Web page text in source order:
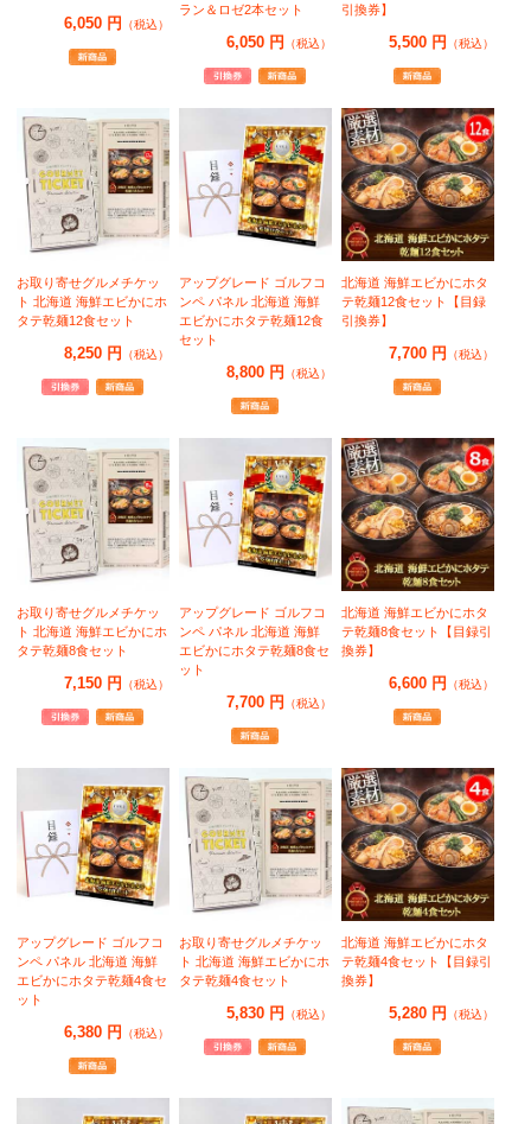
6,050 円 （税込）
ラン＆ロゼ2本セット
6,050 円 （税込）
引換券】
5,500 円 （税込）
お取り寄せグルメチケッ
ト 北海道 海鮮エビかにホ
タテ乾麺12食セット
8,250 円 （税込）
アップグレード ゴルフコ
ンペ パネル 北海道 海鮮
エビかにホタテ乾麺12食
セット
8,800 円 （税込）
北海道 海鮮エビかにホタ
テ乾麺12食セット【目録
引換券】
7,700 円 （税込）
お取り寄せグルメチケッ
ト 北海道 海鮮エビかにホ
タテ乾麺8食セット
7,150 円 （税込）
アップグレード ゴルフコ
ンペ パネル 北海道 海鮮
エビかにホタテ乾麺8食セ
ット
7,700 円 （税込）
北海道 海鮮エビかにホタ
テ乾麺8食セット【目録引
換券】
6,600 円 （税込）
アップグレード ゴルフコ
ンペ パネル 北海道 海鮮
エビかにホタテ乾麺4食セ
ット
6,380 円 （税込）
お取り寄せグルメチケッ
ト 北海道 海鮮エビかにホ
タテ乾麺4食セット
5,830 円 （税込）
北海道 海鮮エビかにホタ
テ乾麺4食セット【目録引
換券】
5,280 円 （税込）